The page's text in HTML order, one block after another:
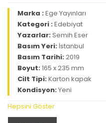
Marka :Ege Yayınları
Kategori :Edebiyat
Yazarlar:Semih Eser
Basım Yeri: İstanbul
Basım Tarihi:2019
Boyut:165 x 235 mm
Cilt Tipi:Karton kapak
Kondisyon:Yeni
Hepsini Göster